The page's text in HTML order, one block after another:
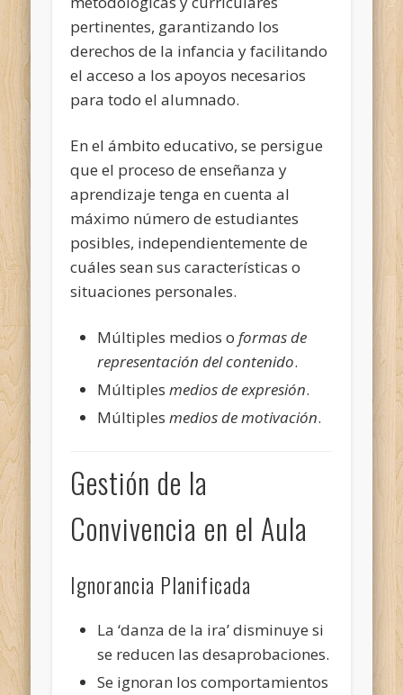
pertinentes, garantizando los
derechos de la infancia y facilitando
el acceso a los apoyos necesarios
para todo el alumnado.
En el ámbito educativo, se persigue
que el proceso de enseñanza y
aprendizaje tenga en cuenta al
máximo número de estudiantes
posibles, independientemente de
cuáles sean sus características o
situaciones personales.
Múltiples medios oformas de
representación del contenido.
Múltiplesmedios de expresión.
Múltiplesmedios de motivación.
Gestión de la
Convivencia en el Aula
Ignorancia Planificada
La ‘danza de la ira’ disminuye si
se reducen las desaprobaciones.
Se ignoran los comportamientos